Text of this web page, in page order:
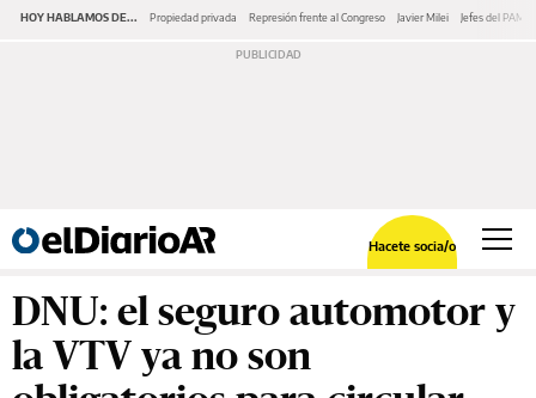
HOY HABLAMOS DE... Propiedad privada Represión frente al Congreso Javier Milei Jefes del PAMI
Hacete socia/o
DNU: el seguro automotor y
la VTV ya no son